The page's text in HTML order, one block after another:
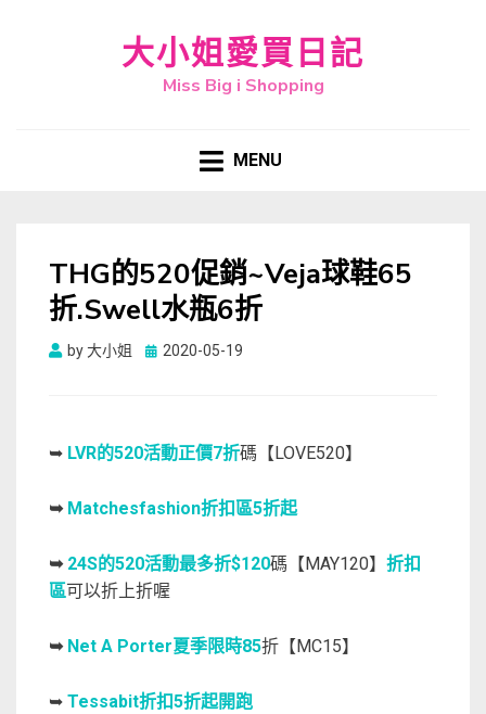
大小姐愛買日記
Miss Big i Shopping
MENU
THG的520促銷~Veja球鞋65
折.Swell水瓶6折
by大小姐
Posted
2020-05-19
➥ LVR的520活動正價7折碼【LOVE520】
➥ Matchesfashion折扣區5折起
➥24S的520活動最多折$120碼【MAY120】 折扣
區可以折上折喔
➥ Net A Porter夏季限時85折【MC15】
➥ Tessabit折扣5折起開跑